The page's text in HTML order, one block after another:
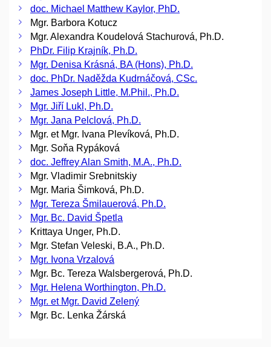
doc. Michael Matthew Kaylor, PhD.
Mgr. Barbora Kotucz
Mgr. Alexandra Koudelová Stachurová, Ph.D.
PhDr. Filip Krajník, Ph.D.
Mgr. Denisa Krásná, BA (Hons), Ph.D.
doc. PhDr. Naděžda Kudrnáčová, CSc.
James Joseph Little, M.Phil., Ph.D.
Mgr. Jiří Lukl, Ph.D.
Mgr. Jana Pelclová, Ph.D.
Mgr. et Mgr. Ivana Plevíková, Ph.D.
Mgr. Soňa Rypáková
doc. Jeffrey Alan Smith, M.A., Ph.D.
Mgr. Vladimir Srebnitskiy
Mgr. Maria Šimková, Ph.D.
Mgr. Tereza Šmilauerová, Ph.D.
Mgr. Bc. David Špetla
Krittaya Unger, Ph.D.
Mgr. Stefan Veleski, B.A., Ph.D.
Mgr. Ivona Vrzalová
Mgr. Bc. Tereza Walsbergerová, Ph.D.
Mgr. Helena Worthington, Ph.D.
Mgr. et Mgr. David Zelený
Mgr. Bc. Lenka Žárská